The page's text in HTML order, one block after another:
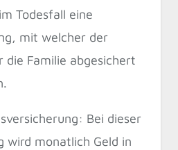
Todesfall eine
mit welcher der
die Familie abgesichert
Bei dieser
wird monatlich Geld in